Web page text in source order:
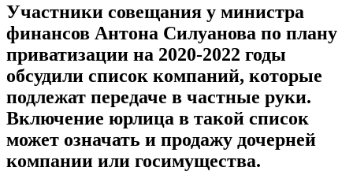
Участники совещания у министра
финансов Антона Силуанова по плану
приватизации на 2020-2022 годы
обсудили список компаний, которые
подлежат передаче в частные руки.
Включение юрлица в такой список
может означать и продажу дочерней
компании или госимущества.